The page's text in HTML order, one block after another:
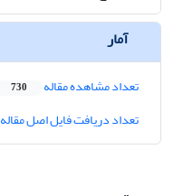
آمار
تعداد مشاهده مقاله 730
تعداد دریافت فایل اصل مقاله